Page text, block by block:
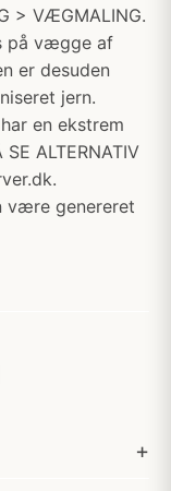
> VÆGMALING.
på vægge af
er desuden
jern.
en ekstrem
ALTERNATIV
være genereret